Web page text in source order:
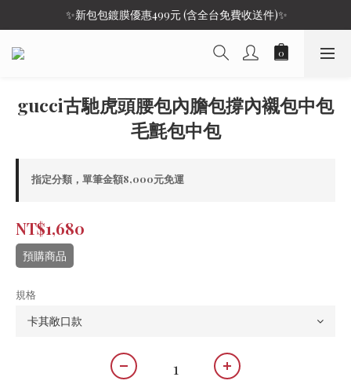
✨新包包鍍膜優惠499元 (含全台免費收送件)✨
gucci古馳虎頭腰包內膽包撐內襯包中包
毛氈包中包
指定分類，單筆金額8,000元免運
NT$1,680
預購商品
規格